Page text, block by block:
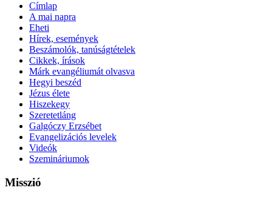
Címlap
A mai napra
Eheti
Hírek, események
Beszámolók, tanúságtételek
Cikkek, írások
Márk evangéliumát olvasva
Hegyi beszéd
Jézus élete
Hiszekegy
Szeretetláng
Galgóczy Erzsébet
Evangelizációs levelek
Videók
Szemináriumok
Misszió